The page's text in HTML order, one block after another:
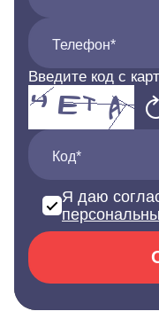
Телефон*
Введите код с
Код*
Я даю